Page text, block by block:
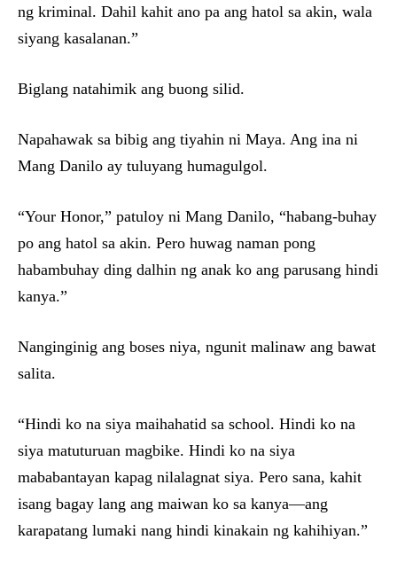
ng kriminal. Dahil kahit ano pa ang hatol sa akin, wala
siyang kasalanan.”
Biglang natahimik ang buong silid.
Napahawak sa bibig ang tiyahin ni Maya. Ang ina ni
Mang Danilo ay tuluyang humagulgol.
“Your Honor,” patuloy ni Mang Danilo, “habang-buhay
po ang hatol sa akin. Pero huwag naman pong
habambuhay ding dalhin ng anak ko ang parusang hindi
kanya.”
Nanginginig ang boses niya, ngunit malinaw ang bawat
salita.
“Hindi ko na siya maihahatid sa school. Hindi ko na
siya matuturuan magbike. Hindi ko na siya
mababantayan kapag nilalagnat siya. Pero sana, kahit
isang bagay lang ang maiwan ko sa kanya—ang
karapatang lumaki nang hindi kinakain ng kahihiyan.”